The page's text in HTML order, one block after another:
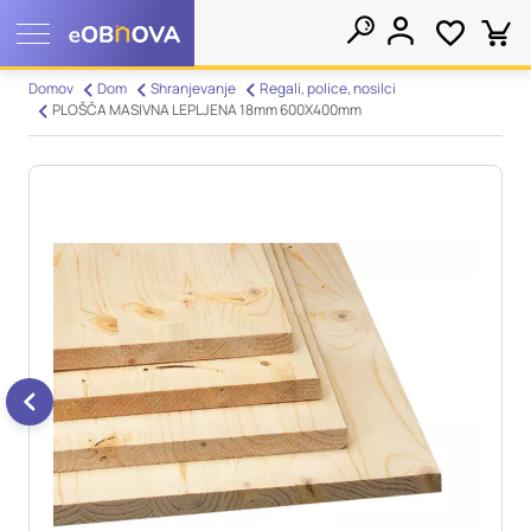
Domov Dom Shranjevanje
Regali, police, nosilci
PLOŠČA MASIVNA LEPLJENA 18mm 600X400mm
Nastavitve piškotkov
piškotkov. Te informacije se lahko navezujejo na vas, vaše
nastavitve, vašo napravo ali pa skrbijo, da vaše spletno mesto
deluje v skladu z vašimi pričakovanji. Te informacije običajno
ne razkrivajo neposredno vaše identitete, vendar vam lahko
zagotovijo bolj prilagojeno spletno uporabniško izkušnjo.
Nekatere vrste piškotkov lahko zavrnete. Klikajte različna
imena kategorij, da si ogledate več informacij in spremenite
privzete nastavitve. Blokiranje določenih vrst piškotkov vpliva
na vašo uporabo tega spletnega mesta in naše storitve.
informacij
Obvezni piškotki